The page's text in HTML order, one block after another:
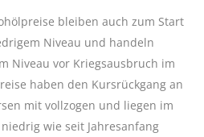
bleiben auch zum Start
Niveau und handeln
Niveau vor Kriegsausbruch im
haben den Kursrückgang an
mit vollzogen und liegen im
wie seit Jahresanfang